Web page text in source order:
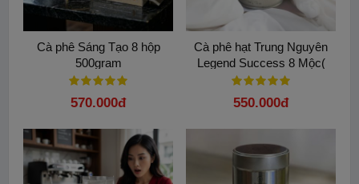
Lấy túi lọc ra và thưởng thức ly cà phê tuyệt hảo.
Cà phê Sáng Tạo 8 hộp
500gram
570.000đ
Cà phê hạt Trung Nguyên
Legend Success 8 Mộc(
340gam)
550.000đ